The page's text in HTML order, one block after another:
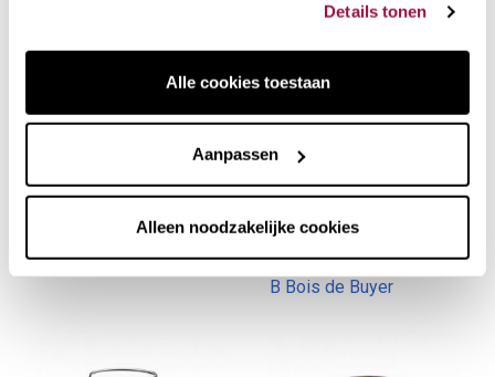
Details tonen
Alle cookies toestaan
Aanpassen
Alleen noodzakelijke cookies
De Buyer Garde
out stock
Platte crêpespatel serie
B Bois de Buyer